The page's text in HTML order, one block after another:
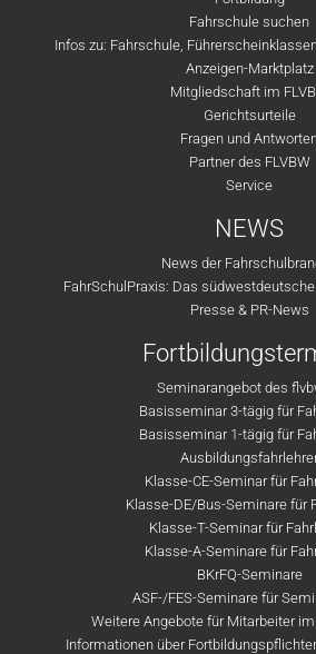
Fahrschule suchen
Infos zu: Fahrschule,
Anzeigen-Marktplatz
Mitgliedschaft im
Gerichtsurteile
Fragen und
Partner des FLVBW
Service
NEWS
News der
FahrSchulPraxis: Das
Presse & PR-News
Seminarangebot des
Basisseminar 3-tägig für
Basisseminar 1-tägig für
Klasse-CE-Seminar für
Klasse-DE/Bus-Seminare für
Klasse-T-Seminar für
Klasse-A-Seminare für
BKrFQ-Seminare
ASF-/FES-Seminare für
Weitere Angebote für Mitarbeiter
Informationen über